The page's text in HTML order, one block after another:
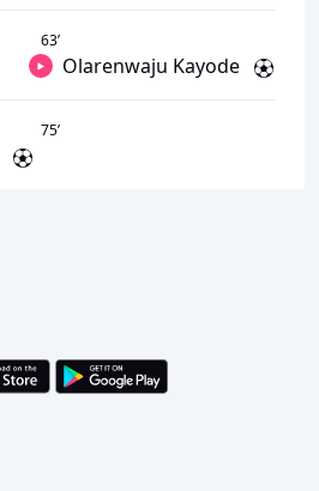
63’
Olarenwaju Kayode
75’